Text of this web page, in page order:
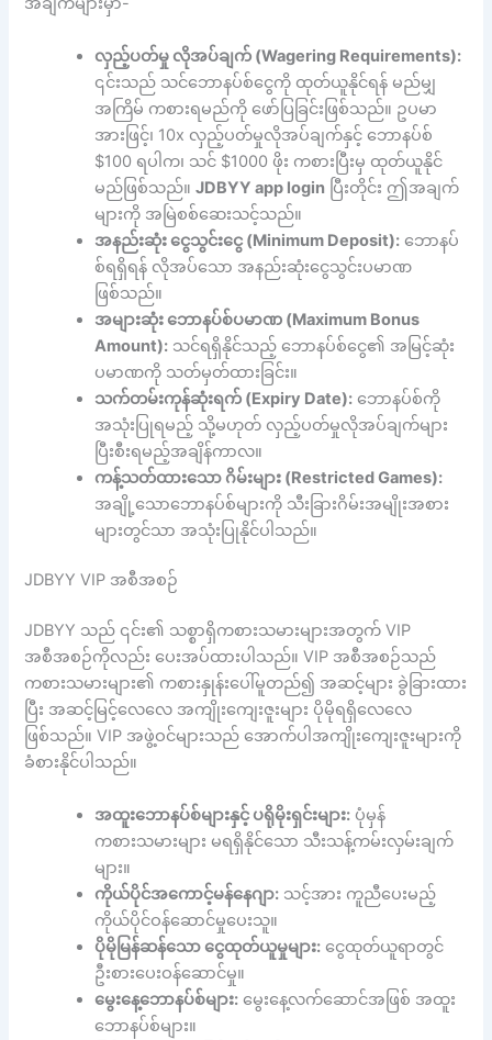
လှည့်ပတ်မှု လိုအပ်ချက် (Wagering Requirements):
၎င်းသည် သင်ဘောနပ်စ်ငွေကို ထုတ်ယူနိုင်ရန် မည်မျှ
အကြိမ် ကစားရမည်ကို ဖော်ပြခြင်းဖြစ်သည်။ ဥပမာ
အားဖြင့်၊ 10x လှည့်ပတ်မှုလိုအပ်ချက်နှင့် ဘောနပ်စ်
$100 ရပါက၊ သင် $1000 ဖိုး ကစားပြီးမှ ထုတ်ယူနိုင်
မည်ဖြစ်သည်။JDBYY app login ပြီးတိုင်း ဤအချက်
များကို အမြဲစစ်ဆေးသင့်သည်။
အနည်းဆုံး ငွေသွင်းငွေ (Minimum Deposit): ဘောနပ်
စ်ရရှိရန် လိုအပ်သော အနည်းဆုံးငွေသွင်းပမာဏ
ဖြစ်သည်။
အများဆုံး ဘောနပ်စ်ပမာဏ (Maximum Bonus
Amount): သင်ရရှိနိုင်သည့် ဘောနပ်စ်ငွေ၏ အမြင့်ဆုံး
ပမာဏကို သတ်မှတ်ထားခြင်း။
သက်တမ်းကုန်ဆုံးရက် (Expiry Date): ဘောနပ်စ်ကို
အသုံးပြုရမည့် သို့မဟုတ် လှည့်ပတ်မှုလိုအပ်ချက်များ
ပြီးစီးရမည့်အချိန်ကာလ။
ကန့်သတ်ထားသော ဂိမ်းများ (Restricted Games):
အချို့သောဘောနပ်စ်များကို သီးခြားဂိမ်းအမျိုးအစား
များတွင်သာ အသုံးပြုနိုင်ပါသည်။
JDBYY VIP အစီအစဉ်
JDBYY သည် ၎င်း၏ သစ္စာရှိကစားသမားများအတွက် VIP
အစီအစဉ်ကိုလည်း ပေးအပ်ထားပါသည်။ VIP အစီအစဉ်သည်
ကစားသမားများ၏ ကစားနှုန်းပေါ်မူတည်၍ အဆင့်များ ခွဲခြားထား
ပြီး အဆင့်မြင့်လေလေ အကျိုးကျေးဇူးများ ပိုမိုရရှိလေလေ
ဖြစ်သည်။ VIP အဖွဲ့ဝင်များသည် အောက်ပါအကျိုးကျေးဇူးများကို
ခံစားနိုင်ပါသည်။
အထူးဘောနပ်စ်များနှင့် ပရိုမိုးရှင်းများ: ပုံမှန်
ကစားသမားများ မရရှိနိုင်သော သီးသန့်ကမ်းလှမ်းချက်
များ။
ကိုယ်ပိုင်အကောင့်မန်နေဂျာ: သင့်အား ကူညီပေးမည့်
ကိုယ်ပိုင်ဝန်ဆောင်မှုပေးသူ။
ပိုမိုမြန်ဆန်သော ငွေထုတ်ယူမှုများ: ငွေထုတ်ယူရာတွင်
ဦးစားပေးဝန်ဆောင်မှု။
မွေးနေ့ဘောနပ်စ်များ: မွေးနေ့လက်ဆောင်အဖြစ် အထူး
ဘောနပ်စ်များ။